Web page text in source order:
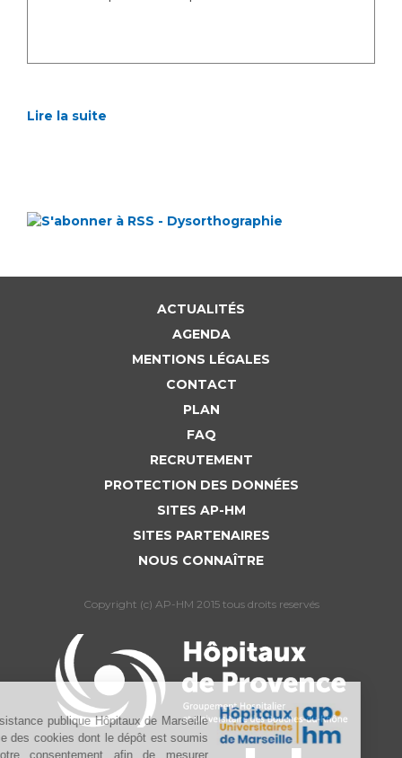
Lire la suite
ACTUALITÉS
AGENDA
MENTIONS LÉGALES
CONTACT
PLAN
FAQ
RECRUTEMENT
PROTECTION DES DONNÉES
SITES AP-HM
SITES PARTENAIRES
NOUS CONNAÎTRE
Copyright (c) AP-HM 2015 tous droits reservés
L’Assistance publique Hôpitaux de Marseille
utilise des cookies dont le dépôt est soumis
à votre consentement afin de mesurer